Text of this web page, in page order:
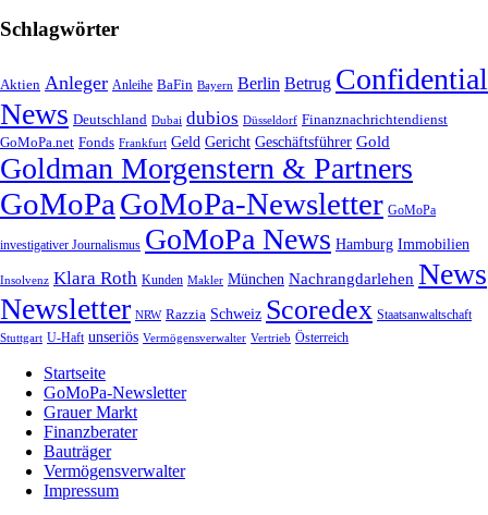
Schlagwörter
Aktien Anleger Anleihe BaFin Bayern Berlin Betrug Confidential
News Deutschland Dubai dubios Düsseldorf Finanznachrichtendienst
GoMoPa.net Fonds Frankfurt Geld Gericht Geschäftsführer Gold
Goldman Morgenstern & Partners
GoMoPa GoMoPa-Newsletter GoMoPa
investigativer Journalismus GoMoPa News Hamburg Immobilien
Insolvenz Klara Roth Kunden Makler München Nachrangdarlehen News
Newsletter NRW Razzia Schweiz Scoredex Staatsanwaltschaft
Stuttgart U-Haft unseriös Vermögensverwalter Vertrieb Österreich
Startseite
GoMoPa-Newsletter
Grauer Markt
Finanzberater
Bauträger
Vermögensverwalter
Impressum